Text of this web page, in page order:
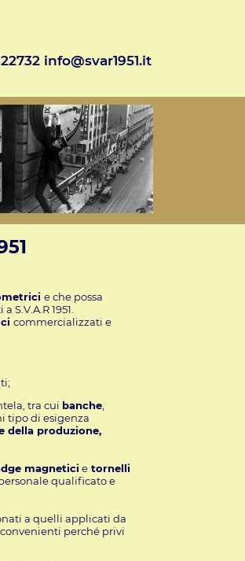
info@svar1951.it
e che possa
a S.V.A.R 1951.
commercializzati e
tra cui banche
tipo di esigenza
della produzione,
magneticie tornelli
qualificato e
a quelli applicati da
perché privi